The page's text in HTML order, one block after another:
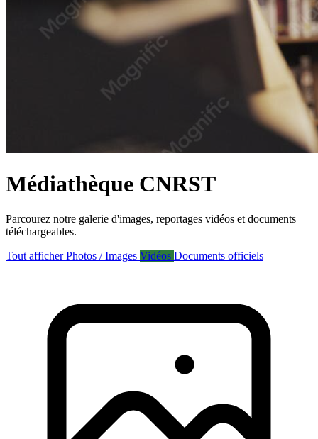
Médiathèque CNRST
Parcourez notre galerie d'images, reportages vidéos et documents
téléchargeables.
Tout afficherPhotos / Images Vidéos Documents officiels